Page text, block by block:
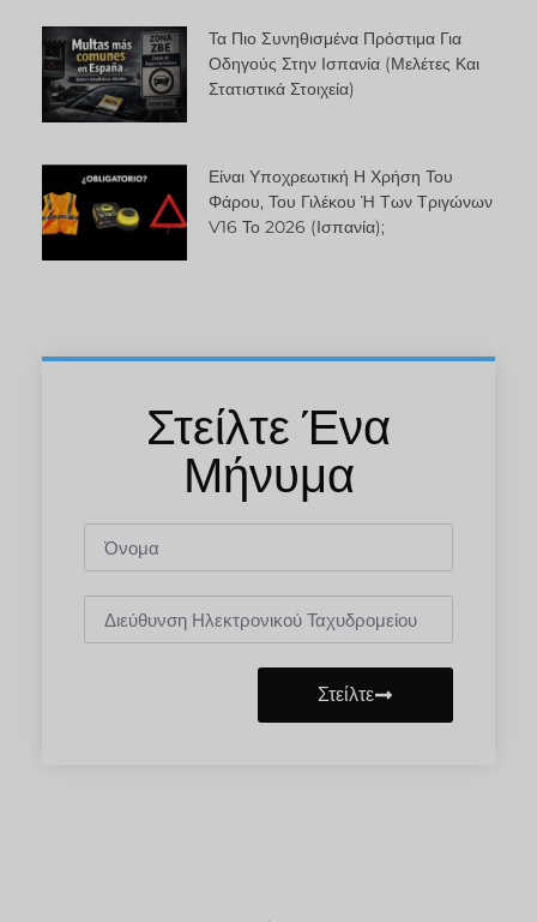
Τα Πιο Συνηθισμένα Πρόστιμα Για
Οδηγούς Στην Ισπανία (μελέτες Και
Στατιστικά Στοιχεία)
Είναι Υποχρεωτική Η Χρήση Του
Φάρου, Του Γιλέκου Ή Των Τριγώνων
V16 Το 2026 (Ισπανία);
Στείλτε Ένα
Μήνυμα
Στείλτε